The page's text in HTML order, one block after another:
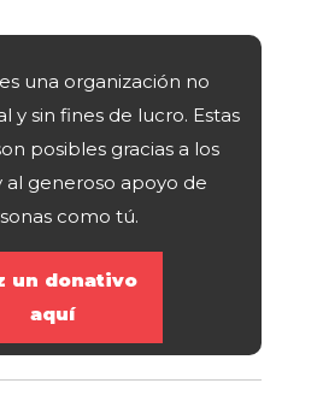
una organización no
y sin fines de lucro. Estas
posibles gracias a los
al generoso apoyo de
como tú.
un donativo
aquí